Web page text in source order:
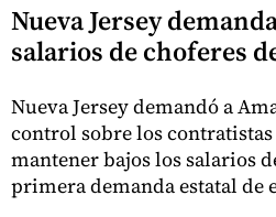
Nueva Jersey
salarios de choferes
Nueva Jersey demandó a
control sobre los
mantener bajos los salarios
primera demanda estatal de